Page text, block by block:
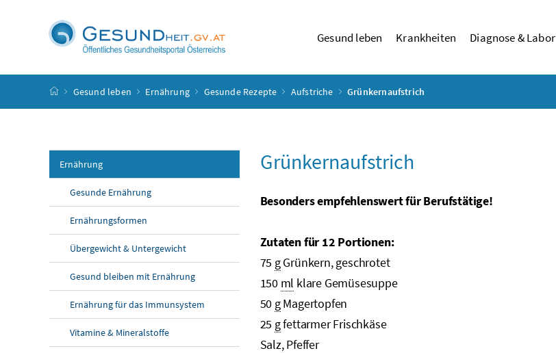
Gesund leben Krankheiten Diagnose & Labor
Startseite
Gesund leben Ernährung Gesunde Rezepte Aufstriche Grünkernaufstrich
Ernährung
Gesunde Ernährung
Ernährungsformen
Übergewicht & Untergewicht
Gesund bleiben mit Ernährung
Ernährung für das Immunsystem
Vitamine & Mineralstoffe
Grünkernaufstrich
Besonders empfehlenswert für Berufstätige!
Zutaten für 12 Portionen:
75 gGrünkern, geschrotet
150 ml klare Gemüsesuppe
50 gMagertopfen
25 gfettarmer Frischkäse
Salz, Pfeffer